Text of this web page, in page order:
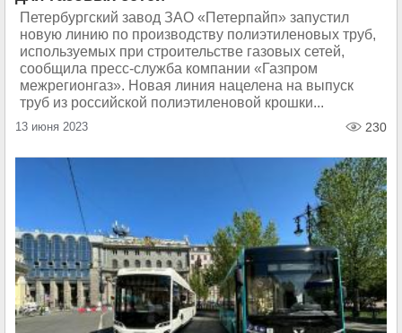
Петербургский завод ЗАО «Петерпайп» запустил
новую линию по производству полиэтиленовых труб,
используемых при строительстве газовых сетей,
сообщила пресс-служба компании «Газпром
межрегионгаз». Новая линия нацелена на выпуск
труб из российской полиэтиленовой крошки...
13 июня 2023 230